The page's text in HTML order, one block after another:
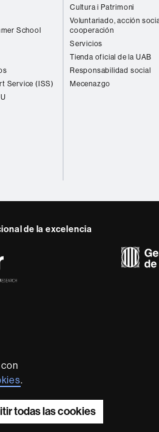
.
todas las cookies
School
Service (ISS)
Cultura i Patrimoni
Voluntariado, acción
cooperación
Servicios
Tienda oficial de la UAB
Responsabilidad social
Mecenazgo
de la excelencia
de calidad y excelencia,
internacionalmente por la
de Barcelona